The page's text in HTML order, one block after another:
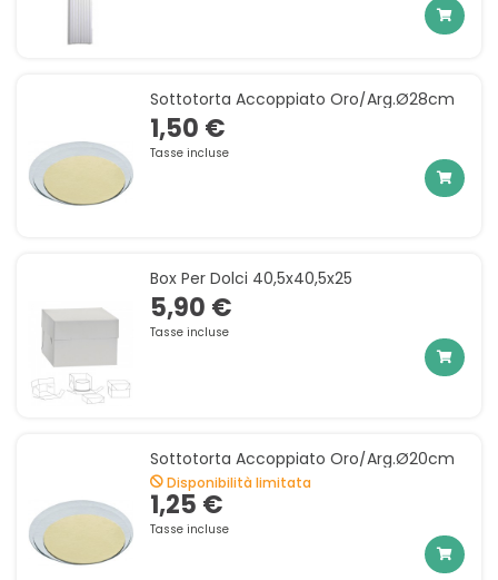
Sottotorta Accoppiato Oro/arg.ø28cm
1,50 €
Tasse incluse
Box Per Dolci 40,5x40,5x25
5,90 €
Tasse incluse
Sottotorta Accoppiato Oro/arg.ø20cm
Disponibilità limitata
1,25 €
Tasse incluse